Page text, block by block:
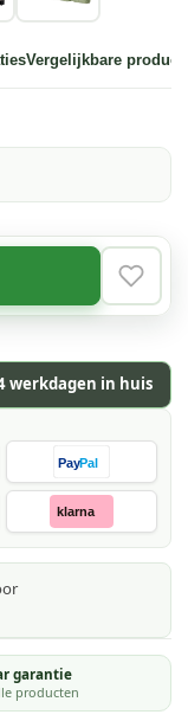
Vergelijkbare
werkdagen in huis
PayPal
klarna
garantie
producten